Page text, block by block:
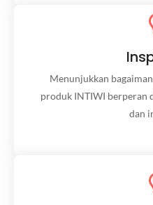
Menunjukkan
produk INTIWI berperan
dan
Menunjukkan
produk INTIWI berperan
dan